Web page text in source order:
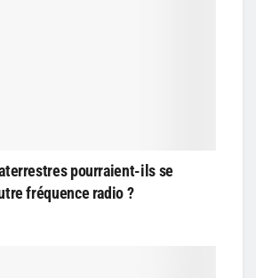
pourraient-ils se
fréquence radio ?